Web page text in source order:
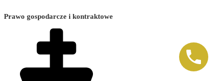
Prawo gospodarcze i kontraktowe